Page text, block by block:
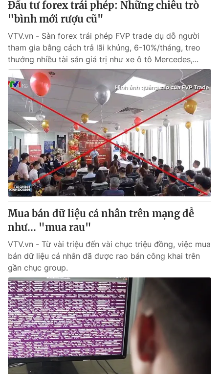
Đầu tư forex trái phép: Những chiêu trò
"bình mới rượu cũ"
VTV.vn - Sàn forex trái phép FVP trade dụ dỗ người
tham gia bằng cách trả lãi khủng, 6-10%/tháng, treo
thưởng nhiều tài sản giá trị như xe ô tô Mercedes,...
Mua bán dữ liệu cá nhân trên mạng dễ
như... "mua rau"
VTV.vn - Từ vài triệu đến vài chục triệu đồng, việc mua
bán dữ liệu cá nhân đã được rao bán công khai trên
gần chục group.